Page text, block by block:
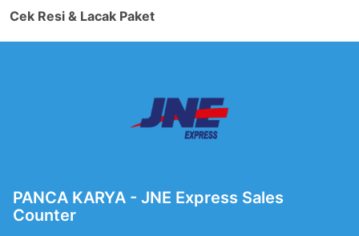
Cek Resi & Lacak Paket
PANCA KARYA - JNE Express Sales
Counter